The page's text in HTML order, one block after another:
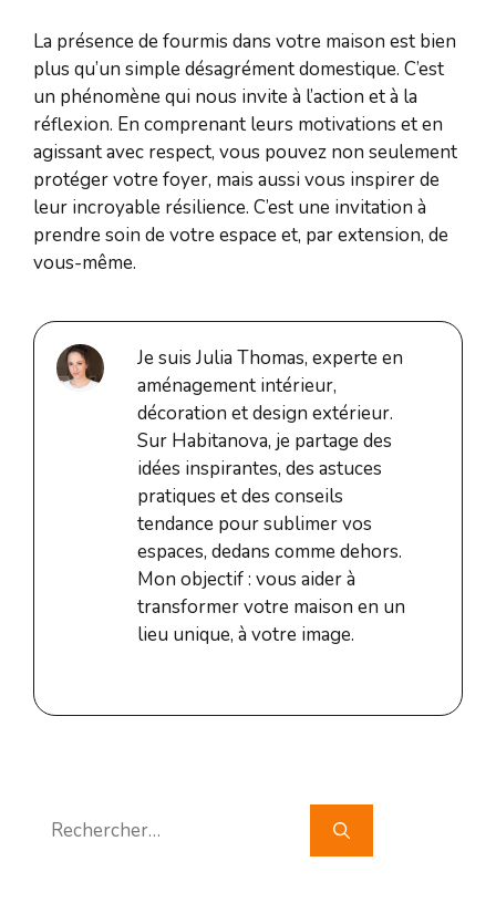
La présence de fourmis dans votre maison est bien
plus qu’un simple désagrément domestique. C’est
un phénomène qui nous invite à l’action et à la
réflexion. En comprenant leurs motivations et en
agissant avec respect, vous pouvez non seulement
protéger votre foyer, mais aussi vous inspirer de
leur incroyable résilience. C’est une invitation à
prendre soin de votre espace et, par extension, de
vous-même.
Je suis Julia Thomas, experte en
aménagement intérieur,
décoration et design extérieur.
Sur Habitanova, je partage des
idées inspirantes, des astuces
pratiques et des conseils
tendance pour sublimer vos
espaces, dedans comme dehors.
Mon objectif : vous aider à
transformer votre maison en un
lieu unique, à votre image.
Rechercher :